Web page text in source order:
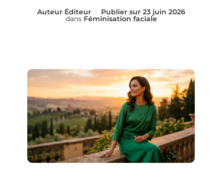
AuteurÉditeur Publier sur23 juin 2026
dans Féminisation faciale